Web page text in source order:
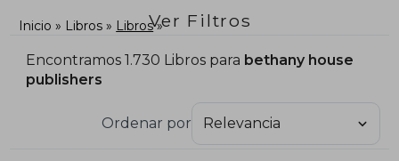
Ver Filtros
Inicio Libros Libros
Encontramos 1.730 Libros para bethany house
publishers
Ordenar por